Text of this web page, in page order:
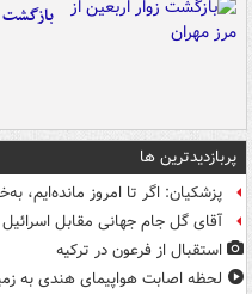
بازگشت
پربازدیدترین ها
پزشکیان: اگر تا امروز مانده‌ایم،
آقای گل جام جهانی مقابل اسرائیل
استقبال از فرعون در ترکیه
لحظه اصابت هواپیمای هندی به